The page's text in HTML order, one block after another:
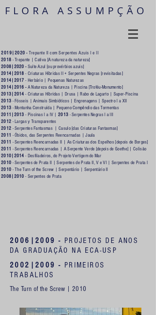
FLORA ASSUMPÇÃO
2019|2020 - Trepante II com Serpentes Azuis I e II
2018 -Trepante |Cativa [A natureza da natureza]
2008|2020 -Suíte Azul [ou provérbios azuis]
2014|2018 - Criaturas Híbridas II + Serpentes Negras [revisitadas]
2014|2017 - Herbário | Pequenas Naturezas
2014|2016 - A Natureza da Natureza |Piscina [Troféu-Monumento]
2013|2014 - Criaturas Híbridas | Drusa | Rabo de Lagarto | Super-Piscina
2013 -Fósseis |Animais Simbióticos| Engrenagens | Spectro I a XII
2013 -Montanha Construída| Pequeno Compêndio das Tormentas
2011|2013 - Piscinas I a IV |2013 -Serpentes Negras I a III
2012 -Largas y Transparentes
2012 -Serpentes Fantasmas|Casulo [das Criaturas Fantasmas]
2011 -Óbidos, das Serpentes Reencarnadas |Jaula
2011 -Serpentes Reencarnadas II | As Criaturas dos Espelhos [depois de Borges]
2011 -Serpentes Reencarnadas | A Serpente Verde [depois de Goethe] |Colisão
2010|2014 - Desfiladeiros, do Projeto Vertigem do Mar
2010 -Serpentes de Prata II |Serpentes de Prata II, V e VI | Serpentes de Prata I
2010 -The Turn of the Screw |Serpentário | Serpentário II
2008|2010 - Serpentes de Prata
The Turn of the Screw | 2010
2006|2009 - PROJETOS DE ANOS
DA GRADUAÇÃO NA ECA-USP
2002|2009 - PRIMEIROS
TRABALHOS